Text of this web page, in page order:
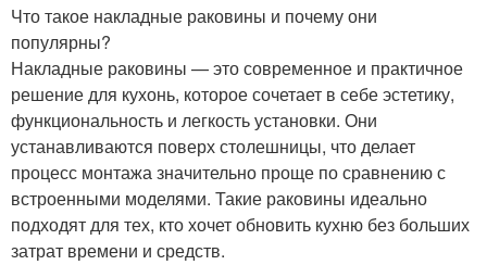
Что такое накладные раковины и почему они
популярны?
Накладные раковины — это современное и практичное
решение для кухонь, которое сочетает в себе эстетику,
функциональность и легкость установки. Они
устанавливаются поверх столешницы, что делает
процесс монтажа значительно проще по сравнению с
встроенными моделями. Такие раковины идеально
подходят для тех, кто хочет обновить кухню без больших
затрат времени и средств.